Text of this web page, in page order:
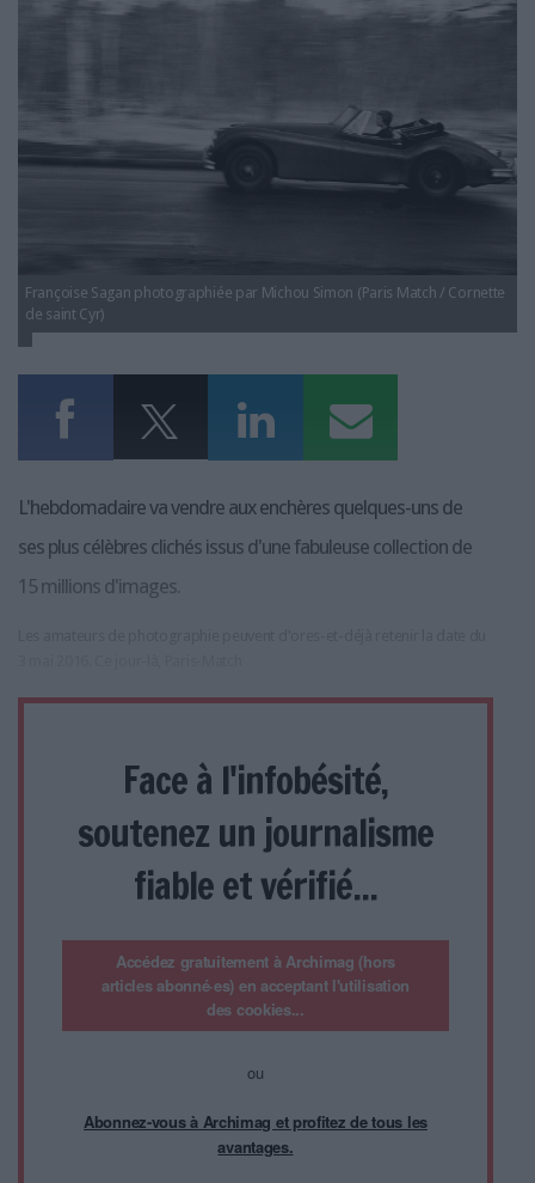
LES GUIDES PRATIQUES
L'ANNUAIRE DES ACTEURS
LES LIVRES BLANCS
Françoise Sagan photographiée par Michou Simon (Paris Match / Cornette
de saint Cyr)
L'hebdomadaire va vendre aux enchères quelques-uns de
ses plus célèbres clichés issus d'une fabuleuse collection de
15 millions d'images.
Face à l'infobésité,
soutenez un journalisme
fiable et vérifié...
Accédez gratuitement à Archimag (hors
articles abonné·es) en acceptant l'utilisation
des cookies...
ou
Abonnez-vous à Archimag et profitez de tous les
avantages.